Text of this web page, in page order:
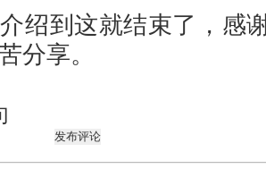
到这就结束了，感
分享。
发布评论